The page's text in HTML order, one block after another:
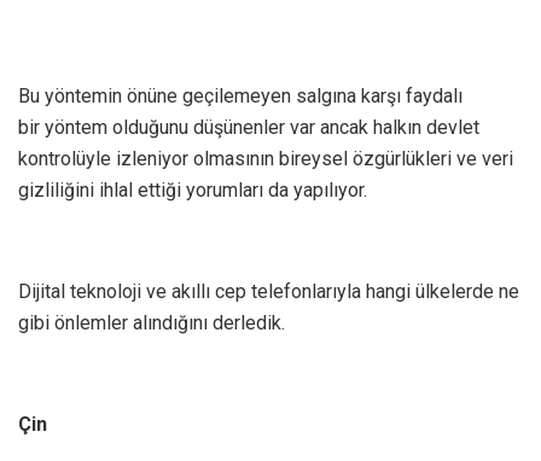
Bu yöntemin önüne geçilemeyen salgına karşı faydalı
bir yöntem olduğunu düşünenler var ancak halkın devlet
kontrolüyle izleniyor olmasının bireysel özgürlükleri ve veri
gizliliğini ihlal ettiği yorumları da yapılıyor.
Dijital teknoloji ve akıllı cep telefonlarıyla hangi ülkelerde ne
gibi önlemler alındığını derledik.
Çin